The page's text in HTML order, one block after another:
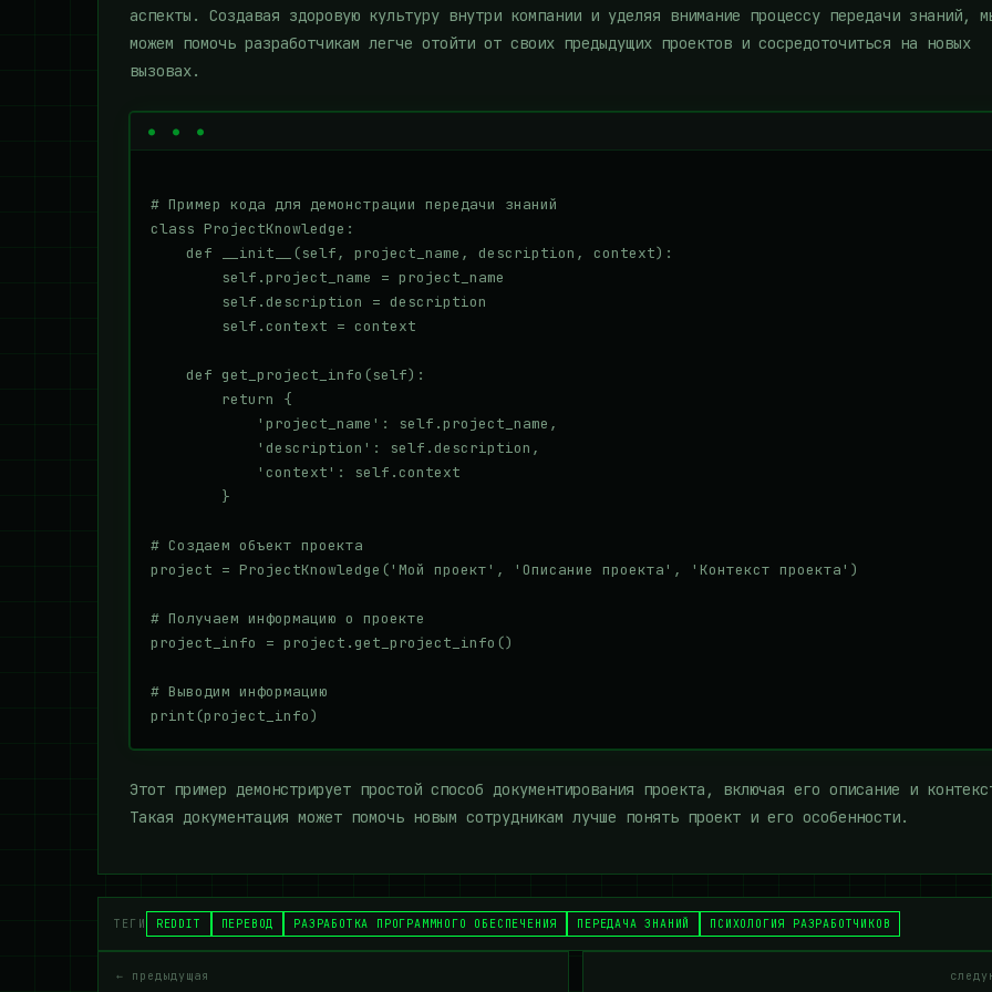
аспекты. Создавая здоровую культуру внутри компании и уделяя внимание процессу передачи знаний,
можем помочь разработчикам легче отойти от своих предыдущих проектов и сосредоточиться на новых
вызовах.
# Пример кода для демонстрации передачи знаний
class ProjectKnowledge:
    def __init__(self, project_name, description, context):
        self.project_name = project_name
        self.description = description
        self.context = context
    def get_project_info(self):
        return {
            'project_name': self.project_name,
            'description': self.description,
            'context': self.context
        }
# Создаем объект проекта
project = ProjectKnowledge('Мой проект', 'Описание проекта', 'Контекст проекта')
# Получаем информацию о проекте
project_info = project.get_project_info()
# Выводим информацию
Этот пример демонстрирует простой способ документирования проекта, включая его описание и
Такая документация может помочь новым сотрудникам лучше понять проект и его особенности.
ТЕГИ REDDIT ПЕРЕВОД РАЗРАБОТКА ПРОГРАММНОГО ОБЕСПЕЧЕНИЯ ПЕРЕДАЧА ЗНАНИЙ ПСИХОЛОГИЯ РАЗРАБОТЧИКОВ
← предыдущая